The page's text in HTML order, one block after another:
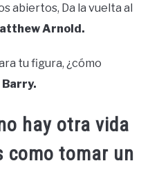
abiertos, Da la vuelta al
Arnold.
tu figura, ¿cómo
Barry.
hay otra vida
como tomar un